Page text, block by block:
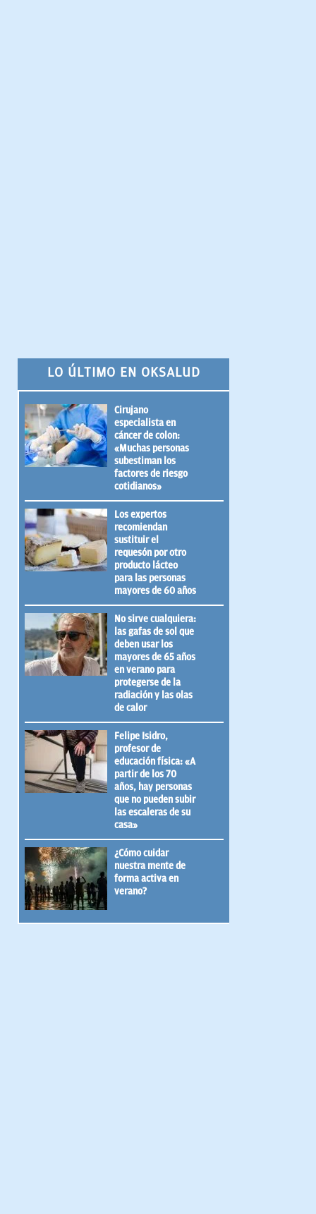
LO ÚLTIMO EN OKSALUD
Cirujano
especialista en
cáncer de colon:
«Muchas personas
subestiman los
factores de riesgo
cotidianos»
Los expertos
recomiendan
sustituir el
requesón por otro
producto lácteo
para las personas
mayores de 60 años
No sirve cualquiera:
las gafas de sol que
deben usar los
mayores de 65 años
en verano para
protegerse de la
radiación y las olas
de calor
Felipe Isidro,
profesor de
educación física: «A
partir de los 70
años, hay personas
que no pueden subir
las escaleras de su
casa»
¿Cómo cuidar
nuestra mente de
forma activa en
verano?